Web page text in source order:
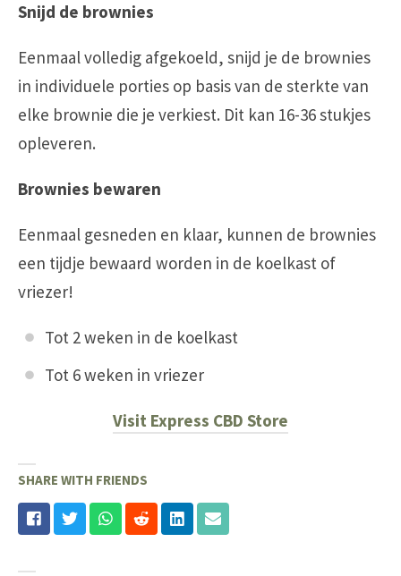
Snijd de brownies
Eenmaal volledig afgekoeld, snijd je de brownies
in individuele porties op basis van de sterkte van
elke brownie die je verkiest. Dit kan 16-36 stukjes
opleveren.
Brownies bewaren
Eenmaal gesneden en klaar, kunnen de brownies
een tijdje bewaard worden in de koelkast of
vriezer!
Tot 2 weken in de koelkast
Tot 6 weken in vriezer
Visit Express CBD Store
SHARE WITH FRIENDS